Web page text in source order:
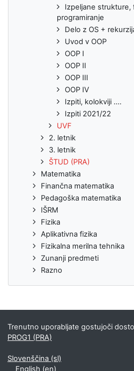
Izpeljane strukture,
programiranje
Delo z OS +
Uvod v OOP
OOP I
OOP II
OOP III
OOP IV
Izpiti, kolokviji ....
Izpiti 2021/22
UVF
2. letnik
3. letnik
ŠTUD (PRA)
Matematika
Finančna matematika
Pedagoška matematika
IŠRM
Fizika
Aplikativna fizika
Fizikalna merilna tehnika
Zunanji predmeti
Razno
Trenutno uporabljate gostujoči
PROG1 (PRA)
Slovenščina ‎(sl)‎
English ‎(en)‎